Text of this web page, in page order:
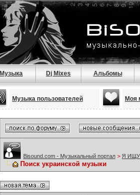
Музыка Dj Mixes Альбомы
Музыка пользователей Моя
Bisound.com - Музыкальный портал > Я ИЩУ
Поиск украинской музыки